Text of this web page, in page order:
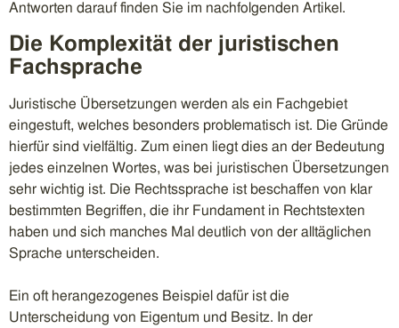
Antworten darauf finden Sie im nachfolgenden Artikel.
Die Komplexität der juristischen
Fachsprache
Juristische Übersetzungen werden als ein Fachgebiet
eingestuft, welches besonders problematisch ist. Die Gründe
hierfür sind vielfältig. Zum einen liegt dies an der Bedeutung
jedes einzelnen Wortes, was bei juristischen Übersetzungen
sehr wichtig ist. Die Rechtssprache ist beschaffen von klar
bestimmten Begriffen, die ihr Fundament in Rechtstexten
haben und sich manches Mal deutlich von der alltäglichen
Sprache unterscheiden.
Ein oft herangezogenes Beispiel dafür ist die
Unterscheidung von Eigentum und Besitz. In der